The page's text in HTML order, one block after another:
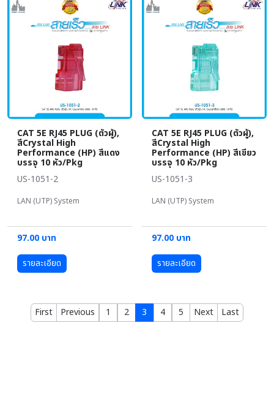
CAT 5E RJ45 PLUG (ตัวผู้),
สีCrystal High
Performance (HP) สีแดง
บรรจุ 10 หัว/Pkg
US-1051-2
LAN (UTP) System
97.00 บาท
รายละเอียด
CAT 5E RJ45 PLUG (ตัวผู้),
สีCrystal High
Performance (HP) สีเขียว
บรรจุ 10 หัว/Pkg
US-1051-3
LAN (UTP) System
97.00 บาท
รายละเอียด
First Previous 1 2 3 4 5 Next Last